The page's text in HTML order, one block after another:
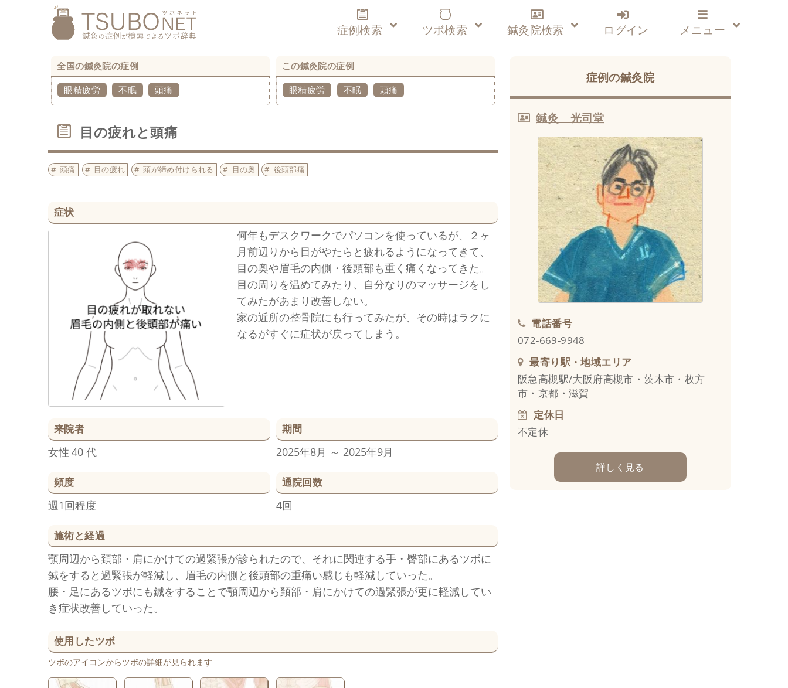
症例検索 ツボ検索 鍼灸院検索 ログイン メニュー
全国の鍼灸院の症例
眼精疲労 不眠 頭痛
この鍼灸院の症例
眼精疲労 不眠 頭痛
目の疲れと頭痛
頭痛 目の疲れ 頭が締め付けられる 目の奥 後頭部痛
症状
何年もデスクワークでパソコンを使っているが、２ヶ
月前辺りから目がやたらと疲れるようになってきて、
目の奥や眉毛の内側・後頭部も重く痛くなってきた。
目の周りを温めてみたり、自分なりのマッサージをし
てみたがあまり改善しない。
家の近所の整骨院にも行ってみたが、その時はラクに
なるがすぐに症状が戻ってしまう。
来院者
女性 40 代
期間
2025年8月 ～ 2025年9月
頻度
週1回程度
通院回数
4回
施術と経過
顎周辺から頚部・肩にかけての過緊張が診られたので、それに関連する手・臀部にあるツボに
鍼をすると過緊張が軽減し、眉毛の内側と後頭部の重痛い感じも軽減していった。
腰・足にあるツボにも鍼をすることで顎周辺から頚部・肩にかけての過緊張が更に軽減してい
き症状改善していった。
使用したツボ
ツボのアイコンからツボの詳細が見られます
症例の鍼灸院
鍼灸 光司堂
電話番号
072-669-9948
最寄り駅・地域エリア
阪急高槻駅/大阪府高槻市・茨木市・枚方
市・京都・滋賀
定休日
不定休
詳しく見る